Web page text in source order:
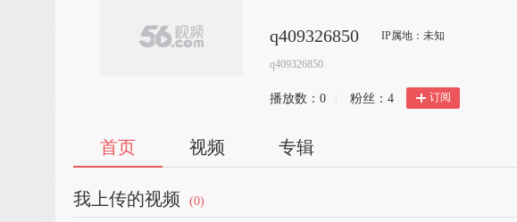
q409326850 IP属地：未知
q409326850
播放数： 0 粉丝： 4 订阅
首页 视频 专辑
我上传的视频 (0)